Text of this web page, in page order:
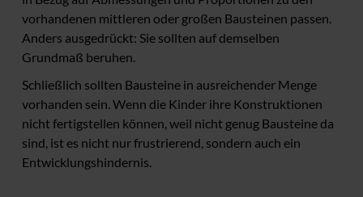
vorhandenen mittleren oder großen Bausteinen passen.
Anders ausgedrückt: Sie sollten auf demselben
Grundmaß beruhen.
Schließlich sollten Bausteine in ausreichender Menge
vorhanden sein. Wenn die Kinder ihre Konstruktionen
nicht fertigstellen können, weil nicht genug Bausteine da
sind, ist es nicht nur frustrierend, sondern auch ein
Entwicklungshindernis.